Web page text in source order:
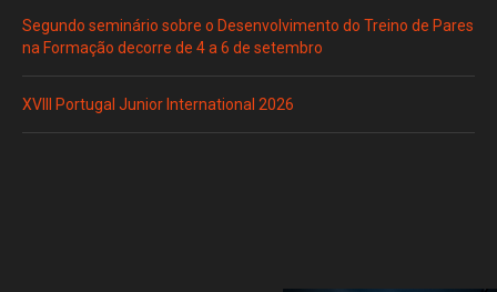
Segundo seminário sobre o Desenvolvimento do Treino de Pares
na Formação decorre de 4 a 6 de setembro
XVIII Portugal Junior International 2026